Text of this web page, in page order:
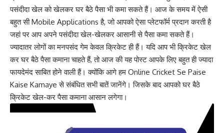
पसंदीदा खेल को खेलकर घर बैठे पैसा भी कमा सकते हैं। आज के समय में ऐसी
बहुत सी Mobile Applications है, जो आपको ऐसा प्लेटफॉर्म प्रदान करती है
जहां पर आप अपने पसंदीदा खेल-खेलकर आसानी से पैसा कमा सकते हैं।
ज्यादातर लोगों का मनपसंद गेम केवल क्रिकेट ही हैं। यदि आप भी क्रिकेट खेल
कर घर बैठे पैसा कमाना चाहते हैं, तो आज की यह पोस्ट आपके लिए बहुत ही ज्यादा
फायदेमंद साबित होने वाली हैं। क्योंकि आगे हम Online Cricket Se Paise
Kaise Kamaye से संबंधित सभी बातें जानेंगे। जिसके बाद आपको घर बैठे
क्रिकेट खेल-कर पैसा कमाना आसान लगेगा।